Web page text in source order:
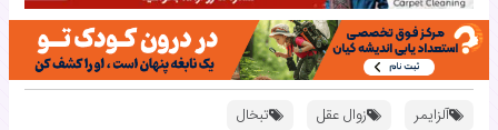
آلزایمر زوال عقل تبخال